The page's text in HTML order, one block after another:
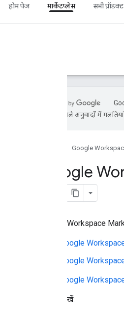
होम पेज मार्केटप्लेस सभी प्रॉडक्ट
एआई से मिले अनुवादों में
Google
Google
Google Workspace
Google
Google
Google
इन्हें भी देखें: